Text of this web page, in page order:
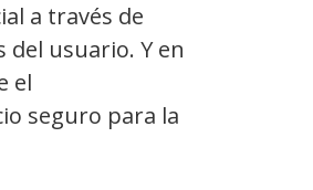
a través de
usuario. Y en
el
seguro para la